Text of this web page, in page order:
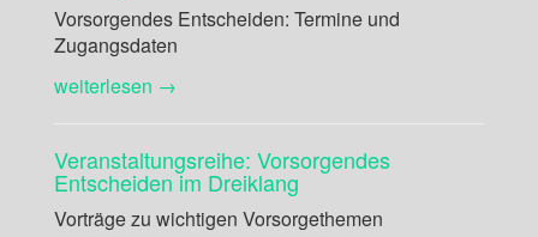
Vorsorgendes Entscheiden: Termine und
Zugangsdaten
weiterlesen →
Veranstaltungsreihe: Vorsorgendes
Entscheiden im Dreiklang
Vorträge zu wichtigen Vorsorgethemen